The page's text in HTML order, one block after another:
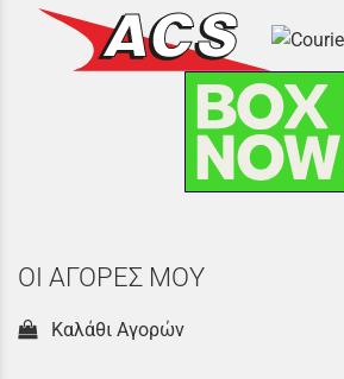
ΟΙ ΑΓΟΡΕΣ ΜΟΥ
Καλάθι Αγορών